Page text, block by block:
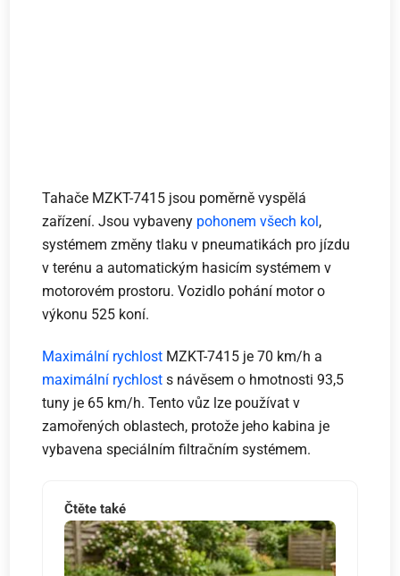
Tahače MZKT-7415 jsou poměrně vyspělá
zařízení. Jsou vybaveny pohonem všech kol,
systémem změny tlaku v pneumatikách pro jízdu
v terénu a automatickým hasicím systémem v
motorovém prostoru. Vozidlo pohání motor o
výkonu 525 koní.
Maximální rychlost MZKT-7415 je 70 km/h a
maximální rychlost s návěsem o hmotnosti 93,5
tuny je 65 km/h. Tento vůz lze používat v
zamořených oblastech, protože jeho kabina je
vybavena speciálním filtračním systémem.
Čtěte také